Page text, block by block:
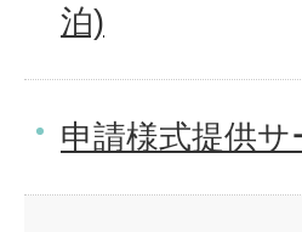
泊)
申請様式提供